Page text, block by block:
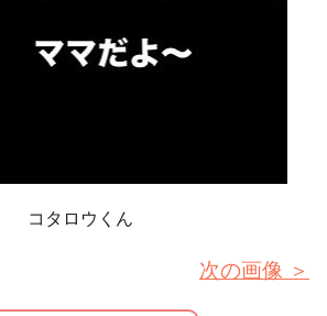
コタロウくん
次の画像 ＞